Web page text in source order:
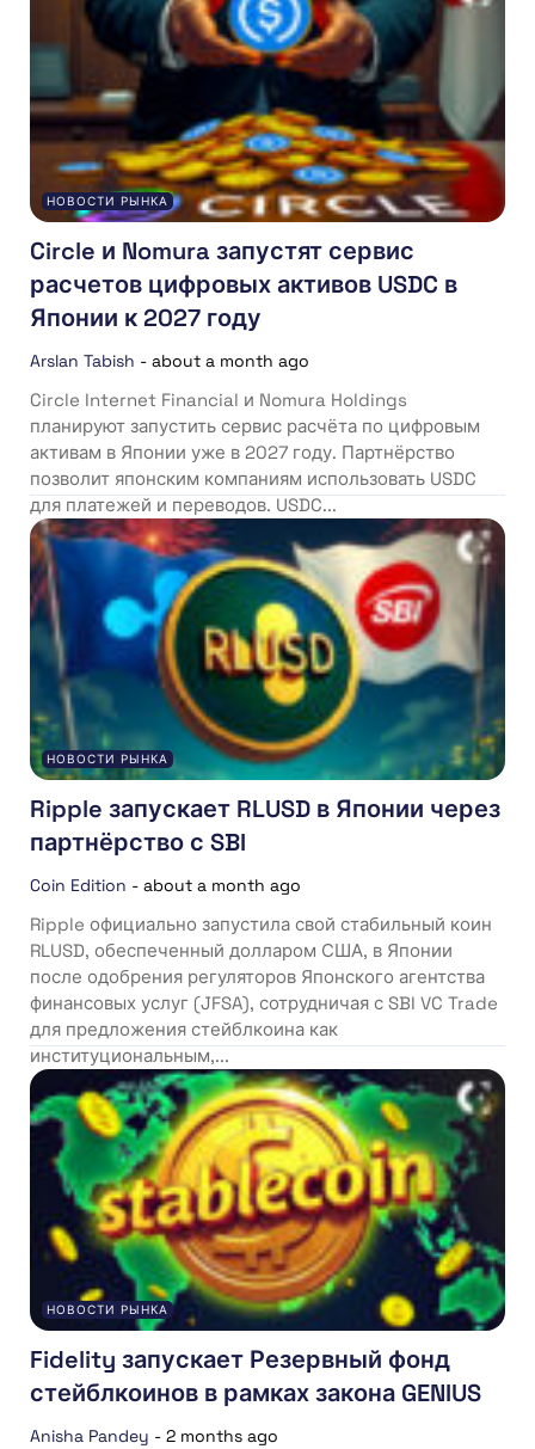
НОВОСТИ РЫНКА
Circle и Nomura запустят сервис
расчетов цифровых активов USDC в
Японии к 2027 году
Arslan Tabish - about a month ago
Circle Internet Financial и Nomura Holdings
планируют запустить сервис расчёта по цифровым
активам в Японии уже в 2027 году. Партнёрство
позволит японским компаниям использовать USDC
для платежей и переводов. USDC...
НОВОСТИ РЫНКА
Ripple запускает RLUSD в Японии через
партнёрство с SBI
Coin Edition - about a month ago
Ripple официально запустила свой стабильный коин
RLUSD, обеспеченный долларом США, в Японии
после одобрения регуляторов Японского агентства
финансовых услуг (JFSA), сотрудничая с SBI VC Trade
для предложения стейблкоина как
институциональным,...
НОВОСТИ РЫНКА
Fidelity запускает Резервный фонд
стейблкоинов в рамках закона GENIUS
Anisha Pandey - 2 months ago